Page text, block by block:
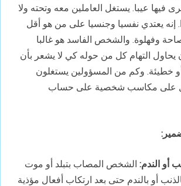
فيها عيبا. يستغل العاملين معه وتحته ولا
إنه يعتدي نفسيا وجنسيا على من هو أقل
وفهلوة. والشخص الفاسد هو غالبا
التهام كل من حوله كي لا يشعر بأن
خطيئة. وكم من المسؤولين يستغلون
على مكاسب شخصية على حساب
:
أو الندم: الشخص المصاب بتبلد أو موت
أو بالندم حتى بعد ارتكاب أفعال مؤذية